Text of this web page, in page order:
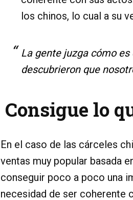
los chinos, lo cual a su
La gente juzga cómo
descubrieron que
Consigue lo
En el caso de las cárceles
ventas muy popular basada
conseguir poco a poco una
necesidad de ser coherente